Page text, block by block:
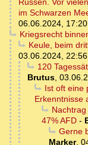
Russen. Vor
im Schwarzen
06.06.2024, 17:20
Kriegsrecht
Keule, beim
03.06.2024, 22:56
120
Brutus,
Ist oft eine
Erkenntnisse
47% AFD -
Gerne
Marker,